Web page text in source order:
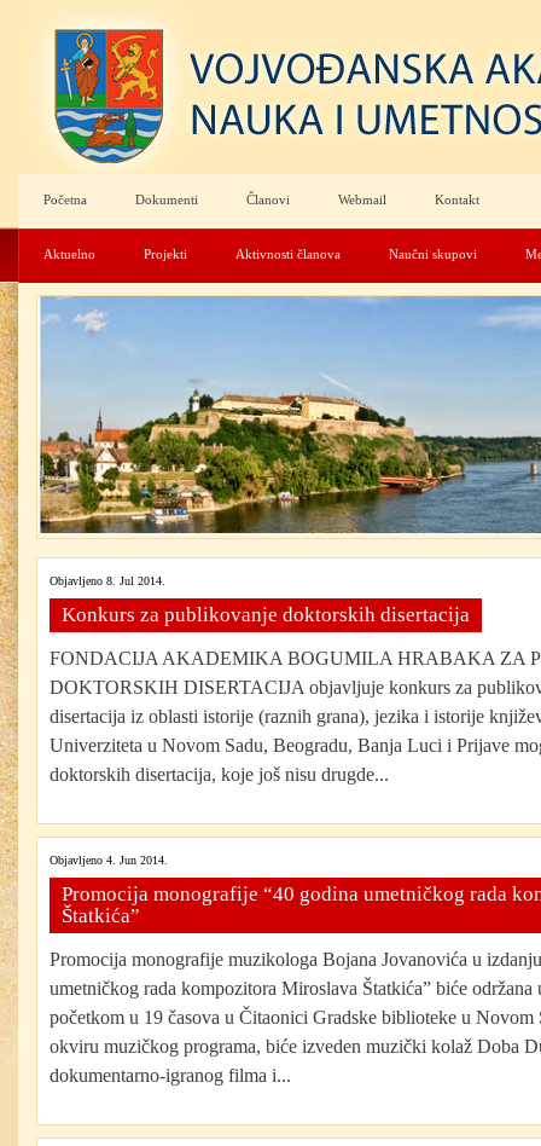
Početna Dokumenti Članovi Webmail Kontakt
Aktuelno Projekti Aktivnosti članova Naučni skupovi
Objavljeno 8. Jul 2014.
Konkurs za publikovanje doktorskih disertacija
FONDACIJA AKADEMIKA BOGUMILA HRABAKA ZA
DOKTORSKIH DISERTACIJA objavljuje konkurs za
disertacija iz oblasti istorije (raznih grana), jezika i istorije
Univerziteta u Novom Sadu, Beogradu, Banja Luci i Prijave
doktorskih disertacija, koje još nisu drugde...
Objavljeno 4. Jun 2014.
Promocija monografije “40 godina umetničkog rada
Štatkića”
Promocija monografije muzikologa Bojana Jovanovića u
umetničkog rada kompozitora Miroslava Štatkića” biće održana
početkom u 19 časova u Čitaonici Gradske biblioteke u
okviru muzičkog programa, biće izveden muzički kolaž Doba
dokumentarno-igranog filma i...